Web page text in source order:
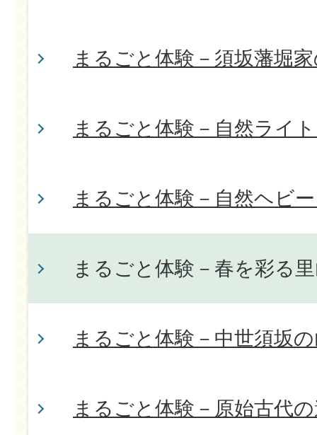
まるごと体験－須坂藩堀
まるごと体験－自然ライ
まるごと体験－自然ヘビ
まるごと体験－春を彩る
まるごと体験－中世須坂
まるごと体験－原始古代